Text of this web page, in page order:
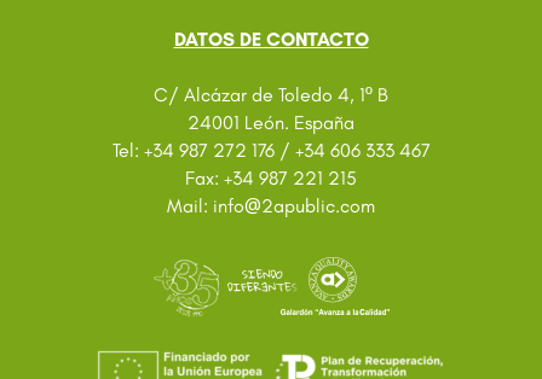
DATOS DE CONTACTO
C/ Alcázar de Toledo 4, 1º B
24001 León. España
Tel: +34 987 272 176 / +34 606 333 467
Fax: +34 987 221 215
Mail: info@2apublic.com